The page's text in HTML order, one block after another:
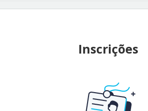
Inscrições